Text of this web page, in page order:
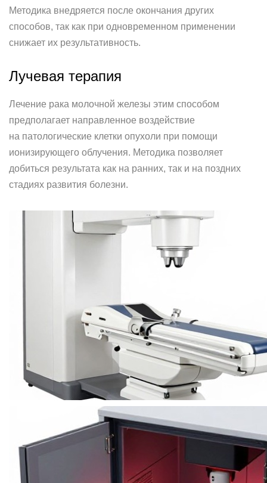
Методика внедряется после окончания других
способов, так как при одновременном применении
снижает их результативность.
Лучевая терапия
Лечение рака молочной железы этим способом
предполагает направленное воздействие
на патологические клетки опухоли при помощи
ионизирующего облучения. Методика позволяет
добиться результата как на ранних, так и на поздних
стадиях развития болезни.